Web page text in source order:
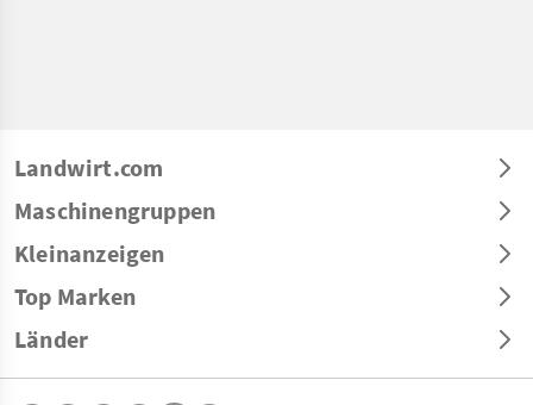
Landwirt.com
Maschinengruppen
Kleinanzeigen
Top Marken
Länder